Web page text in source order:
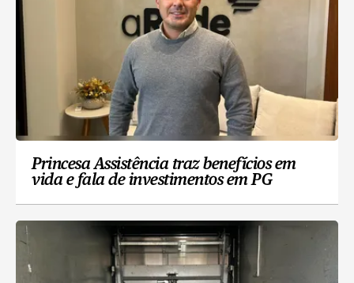
Princesa Assistência traz benefícios em
vida e fala de investimentos em PG